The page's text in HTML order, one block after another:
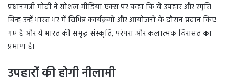
प्रधानमंत्री मोदी ने सोशल मीडिया एक्स पर कहा कि ये उपहार और स्मृति
चिन्ह उन्हें भारत भर में विभिन्न कार्यक्रमों और आयोजनों के दौरान प्रदान किए
गए हैं और ये भारत की समृद्ध संस्कृति, परंपरा और कलात्मक विरासत का
प्रमाण है।
उपहारों की होगी नीलामी